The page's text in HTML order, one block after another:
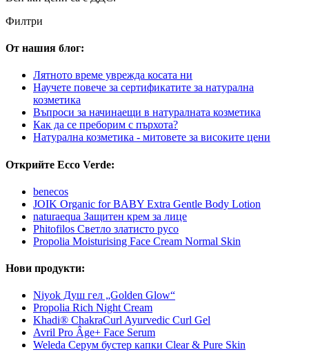
Филтри
От нашия блог:
Лятното време уврежда косата ни
Научете повече за сертификатите за натурална
козметика
Въпроси за начинаещи в натуралната козметика
Как да се преборим с пърхота?
Натурална козметика - митовете за високите цени
Открийте Ecco Verde:
benecos
JOIK Organic for BABY Extra Gentle Body Lotion
naturaequa Защитен крем за лице
Phitofilos Светло златисто русо
Propolia Moisturising Face Cream Normal Skin
Нови продукти:
Niyok Душ гел „Golden Glow“
Propolia Rich Night Cream
Khadi® ChakraCurl Ayurvedic Curl Gel
Avril Pro Âge+ Face Serum
Weleda Серум бустер капки Clear & Pure Skin